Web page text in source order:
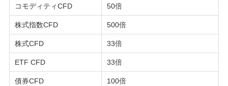
コモディティCFD 50倍
株式指数CFD 500倍
株式CFD 33倍
ETF CFD 33倍
債券CFD 100倍